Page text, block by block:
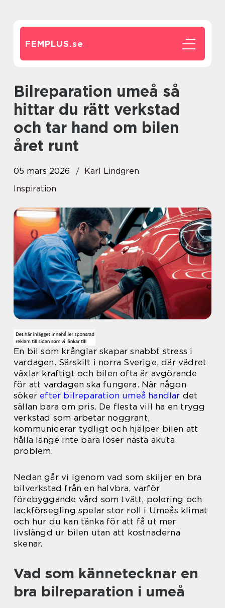
FEMPLUS.se
Bilreparation umeå så
hittar du rätt verkstad
och tar hand om bilen
året runt
05 mars 2026
Karl Lindgren
Inspiration
En bil som krånglar skapar snabbt stress i
vardagen. Särskilt i norra Sverige, där vädret
växlar kraftigt och bilen ofta är avgörande
för att vardagen ska fungera. När någon
söker efter bilreparation umeå handlar det
sällan bara om pris. De flesta vill ha en trygg
verkstad som arbetar noggrant,
kommunicerar tydligt och hjälper bilen att
hålla länge inte bara löser nästa akuta
problem.
Nedan går vi igenom vad som skiljer en bra
bilverkstad från en halvbra, varför
förebyggande vård som tvätt, polering och
lackförsegling spelar stor roll i Umeås klimat
och hur du kan tänka för att få ut mer
livslängd ur bilen utan att kostnaderna
skenar.
Vad som kännetecknar en
bra bilreparation i umeå